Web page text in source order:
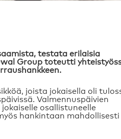
testata erilaisia
Group toteutti
joista jokaisella oli
Valmennuspäivien
osallistuneelle
hankintaan mahdollisesti